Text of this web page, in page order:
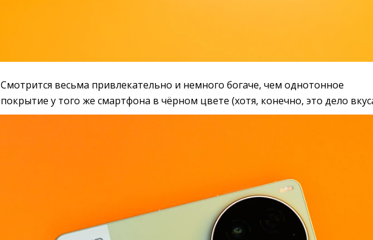
Смотрится весьма привлекательно и немного богаче, чем однотонное
покрытие у того же смартфона в чёрном цвете (хотя, конечно, это дело